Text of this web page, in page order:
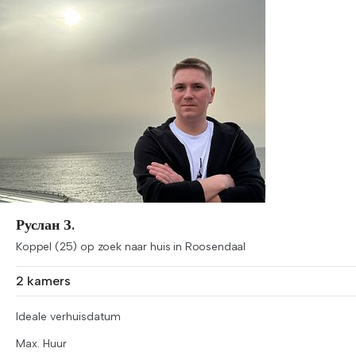
Руслан З.
Koppel (25) op zoek naar huis in Roosendaal
2 kamers
Ideale verhuisdatum
Max. Huur